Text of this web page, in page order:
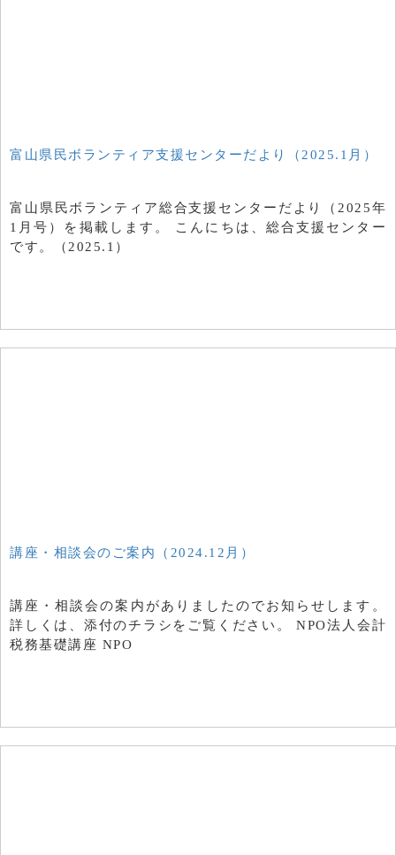
富山県民ボランティア支援センターだより（2025.1月）
富山県民ボランティア総合支援センターだより（2025年
1月号）を掲載します。 こんにちは、総合支援センター
です。（2025.1）
講座・相談会のご案内（2024.12月）
講座・相談会の案内がありましたのでお知らせします。
詳しくは、添付のチラシをご覧ください。 NPO法人会計
税務基礎講座 NPO